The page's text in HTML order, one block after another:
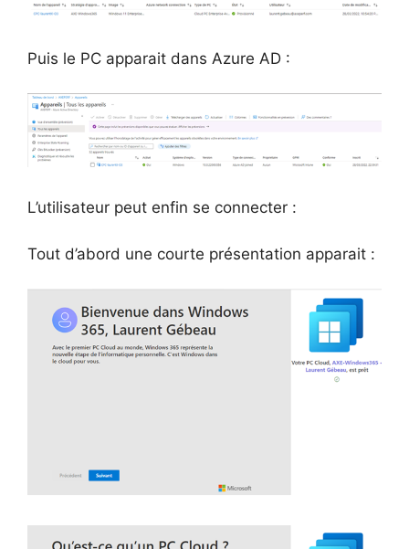
Puis le PC apparait dans Azure AD :
L’utilisateur peut enfin se connecter :
Tout d’abord une courte présentation apparait :